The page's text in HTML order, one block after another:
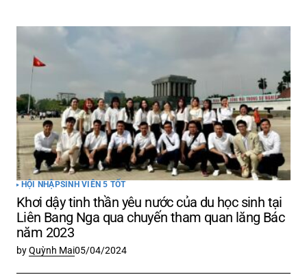
HỘI NHẬPSINH VIÊN 5 TỐT
Khơi dậy tinh thần yêu nước của du học sinh tại
Liên Bang Nga qua chuyến tham quan lăng Bác
năm 2023
byQuỳnh Mai05/04/2024